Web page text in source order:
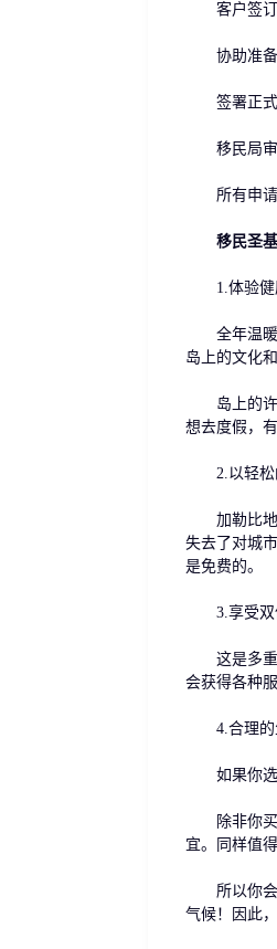
客户签订
协助准备
签署正式
移民局审
所有申请
移民圣
1.体验健
全年温暖，
岛上的文化
岛上的许多
想去度假，
2.以轻松
加勒比地区
失去了对城
是免费的。
3.享受双
这是多重国
会获得各种
4.合理的
如果你选择
除非你买一
宜。同样值
所以你会在
气候！因此